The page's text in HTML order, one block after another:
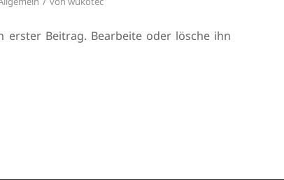
erster Beitrag. Bearbeite oder lösche ihn